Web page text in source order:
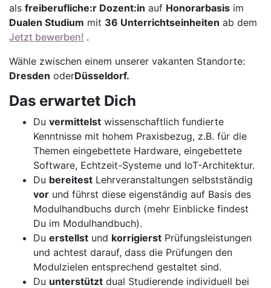
als freiberufliche:r Dozent:in auf Honorarbasis im
Dualen Studium mit 36 Unterrichtseinheiten ab dem
Jetzt bewerben! .
Wähle zwischen einem unserer vakanten Standorte:
Dresden oderDüsseldorf.
Das erwartet Dich
Du vermittelst wissenschaftlich fundierte
Kenntnisse mit hohem Praxisbezug, z.B. für die
Themen eingebettete Hardware, eingebettete
Software, Echtzeit-Systeme und IoT-Architektur.
Du bereitest Lehrveranstaltungen selbstständig
vor und führst diese eigenständig auf Basis des
Modulhandbuchs durch (mehr Einblicke findest
Du im Modulhandbuch).
Du erstellst und korrigierst Prüfungsleistungen
und achtest darauf, dass die Prüfungen den
Modulzielen entsprechend gestaltet sind.
Du unterstützt dual Studierende individuell bei